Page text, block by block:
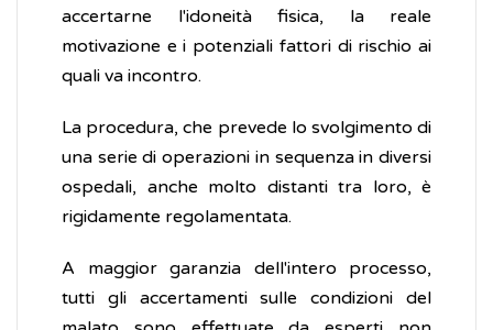
accertarne l'idoneità fisica, la reale
motivazione e i potenziali fattori di rischio ai
quali va incontro.
La procedura, che prevede lo svolgimento di
una serie di operazioni in sequenza in diversi
ospedali, anche molto distanti tra loro, è
rigidamente regolamentata.
A maggior garanzia dell'intero processo,
tutti gli accertamenti sulle condizioni del